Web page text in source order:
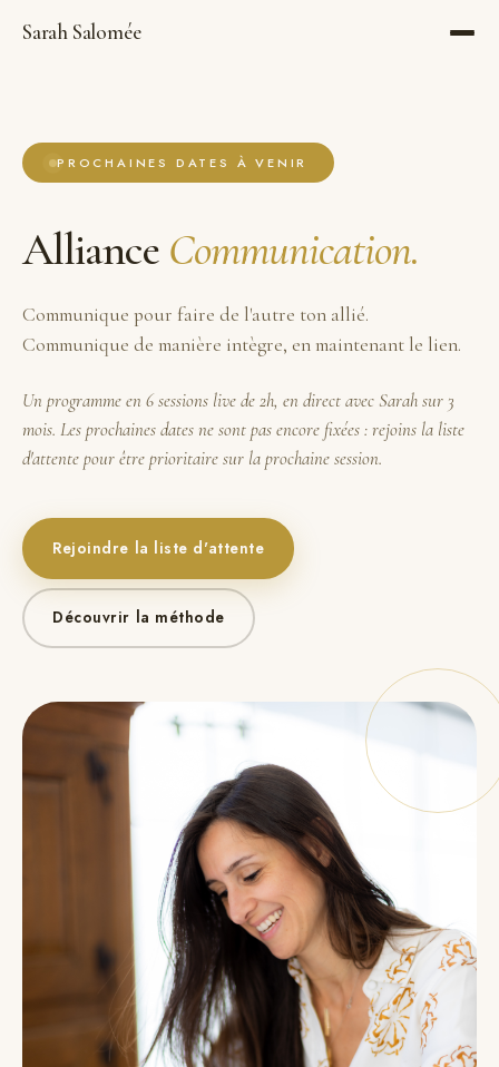
Sarah Salomée
PROCHAINES DATES À VENIR
Alliance Communication.
Communique pour faire de l'autre ton allié.
Communique de manière intègre, en maintenant le lien.
Un programme en 6 sessions live de 2h, en direct avec Sarah sur 3
mois. Les prochaines dates ne sont pas encore fixées : rejoins la liste
d'attente pour être prioritaire sur la prochaine session.
Rejoindre la liste d'attente
Découvrir la méthode